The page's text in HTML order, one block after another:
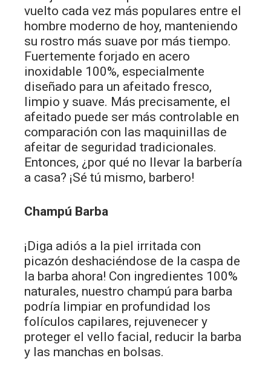
vuelto cada vez más populares entre el
hombre moderno de hoy, manteniendo
su rostro más suave por más tiempo.
Fuertemente forjado en acero
inoxidable 100%, especialmente
diseñado para un afeitado fresco,
limpio y suave. Más precisamente, el
afeitado puede ser más controlable en
comparación con las maquinillas de
afeitar de seguridad tradicionales.
Entonces, ¿por qué no llevar la barbería
a casa? ¡Sé tú mismo, barbero!
Champú Barba
¡Diga adiós a la piel irritada con
picazón deshaciéndose de la caspa de
la barba ahora! Con ingredientes 100%
naturales, nuestro champú para barba
podría limpiar en profundidad los
folículos capilares, rejuvenecer y
proteger el vello facial, reducir la barba
y las manchas en bolsas.